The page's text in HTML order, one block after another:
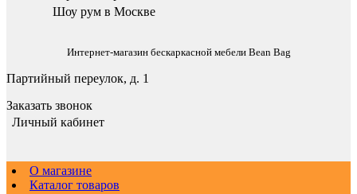
Шоу рум в Москве
Интернет-магазин бескаркасной мебели Bean Bag
Партийный переулок, д. 1
Заказать звонок
Личный кабинет
О магазине
Каталог товаров